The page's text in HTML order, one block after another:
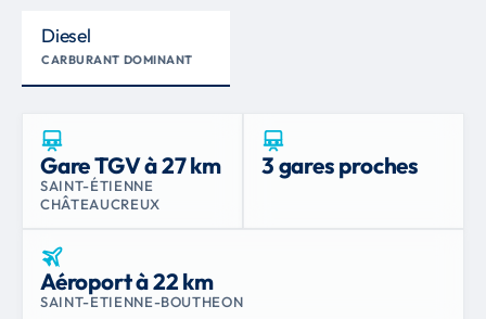
Diesel
CARBURANT DOMINANT
Gare TGV à 27 km
SAINT-ÉTIENNE
CHÂTEAUCREUX
3 gares proches
Aéroport à 22 km
SAINT-ETIENNE-BOUTHEON